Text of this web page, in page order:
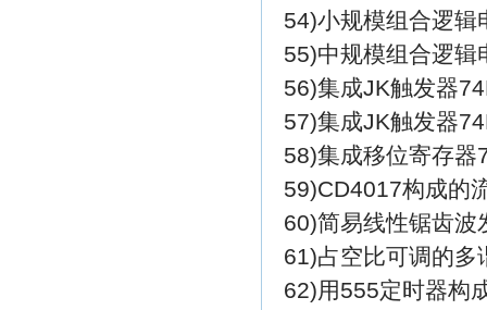
54)小规模组合逻辑
55)中规模组合逻辑
56)集成JK触发器
57)集成JK触发器
58)集成移位寄存器
59)CD4017构成的
60)简易线性锯齿波
61)占空比可调的多
62)用555定时器构